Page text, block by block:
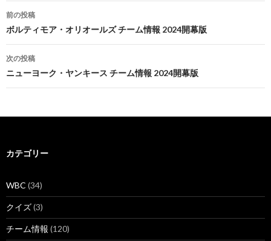
投
稿
ナ
ビ
ー
ョ
ン
前の投稿
ボルティモア・オリオールズ チーム情報 2024開幕版
次の投稿
ニューヨーク・ヤンキース チーム情報 2024開幕版
カテゴリー
WBC (34)
クイズ(3)
チーム情報 (120)